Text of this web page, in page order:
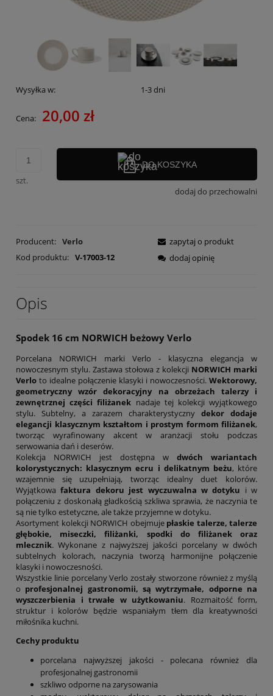
Wysyłka w: 1-3 dni
Cena: 20,00 zł
szt.
DO KOSZYKA
dodaj do przechowalni
Producent: Verlo
Kod produktu: V-17003-12
zapytaj o produkt
dodaj opinię
Opis
Spodek 16 cm NORWICH beżowy Verlo
Porcelana NORWICH marki Verlo - klasyczna elegancja w
nowoczesnym stylu. Zastawa stołowa z kolekcji NORWICH marki
Verlo to idealne połączenie klasyki i nowoczesności. Wektorowy,
geometryczny wzór dekoracyjny na obrzeżach talerzy i
zewnętrznej części filiżanek nadaje tej kolekcji wyjątkowego
stylu. Subtelny, a zarazem charakterystyczny dekor dodaje
elegancji klasycznym kształtom i prostym formom filiżanek,
tworząc wyrafinowany akcent w aranżacji stołu podczas
serwowania dań i deserów.
Kolekcja NORWICH jest dostępna w dwóch wariantach
kolorystycznych: klasycznym ecru i delikatnym beżu, które
wzajemnie się uzupełniają, tworząc idealny duet kolorów.
Wyjątkowafaktura dekoru jest wyczuwalna w dotyku i w
połączeniu z doskonałą gładkością szkliwa sprawia, że naczynia te
są nie tylko estetyczne, ale także przyjemne w dotyku.
Asortyment kolekcji NORWICH obejmuje płaskie talerze, talerze
głębokie, miseczki, filiżanki, spodki do filiżanek oraz
mlecznik. Wykonane z najwyższej jakości porcelany w dwóch
subtelnych kolorach, naczynia tworzą harmonijne połączenie
klasyki i nowoczesności.
Wszystkie linie porcelany Verlo zostały stworzone również z myślą
o profesjonalnej gastronomii, są wytrzymałe, odporne na
wyszczerbienia i trwałe w użytkowaniu. Rozmaitość form,
struktur i kolorów będzie wspaniałym tłem dla kreatywności
miłośnika kuchni.
Cechy produktu
porcelana najwyższej jakości - polecana również dla
profesjonalnej gastronomii
szkliwo odporne na zarysowania